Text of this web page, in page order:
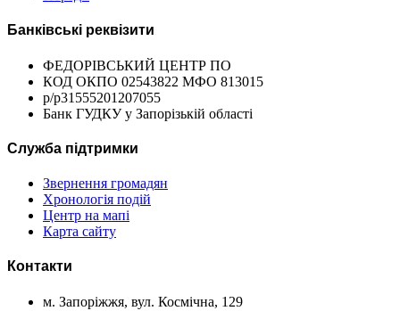
Банківські реквізити
ФЕДОРІВСЬКИЙ ЦЕНТР ПО
КОД ОКПО 02543822 МФО 813015
р/р31555201207055
Банк ГУДКУ у Запорізькій області
Служба підтримки
Звернення громадян
Хронологія подій
Центр на мапі
Карта сайту
Контакти
м. Запоріжжя, вул. Космічна, 129